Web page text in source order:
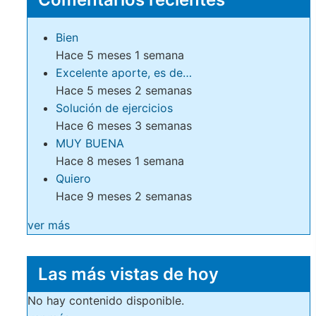
Bien
Hace 5 meses 1 semana
Excelente aporte, es de…
Hace 5 meses 2 semanas
Solución de ejercicios
Hace 6 meses 3 semanas
MUY BUENA
Hace 8 meses 1 semana
Quiero
Hace 9 meses 2 semanas
ver más
Las más vistas de hoy
No hay contenido disponible.